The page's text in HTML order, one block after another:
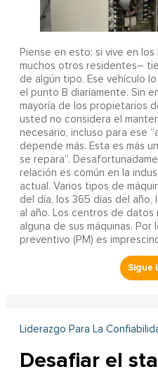
Piense en esto: si vive en los
muchos otros residentes–
de algún tipo. Ese vehículo
el punto B diariamente. Sin
mayoría de los propietarios
usted no considera el
necesario, incluso para ese
depende más. Esta es más
se repara”.
relación es común en la
actual. Varios tipos de
del día, los 365 días del
al año. Los centros de
alguna de sus máquinas.
preventivo (PM) es
Liderazgo Para La
Desafiar el